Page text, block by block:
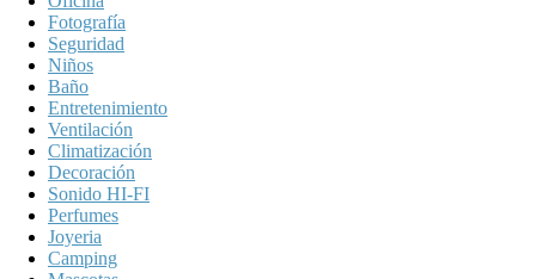
Fotografía
Seguridad
Niños
Baño
Entretenimiento
Ventilación
Climatización
Decoración
Sonido HI-FI
Perfumes
Joyeria
Camping